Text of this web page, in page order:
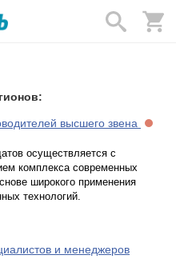
высшего звена
осуществляется с
комплекса современных
широкого применения
технологий.
и менеджеров